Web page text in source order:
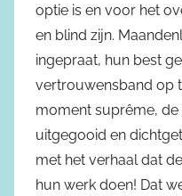
optie is en voor het
en blind zijn.
ingepraat, hun best
vertrouwensband op
moment suprême,
uitgegooid en
met het verhaal dat
hun werk doen! Dat